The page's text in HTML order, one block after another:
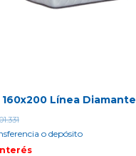
Línea Diamante
o depósito